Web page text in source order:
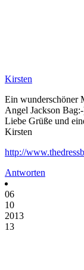
Kirsten
Ein wunderschöner
Angel Jackson
Liebe Grüße und
Kirsten
http://
Antworten
06
10
2013
13